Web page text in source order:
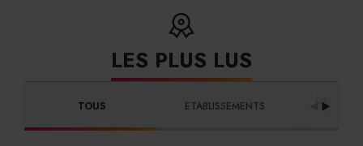
LES PLUS LUS
TOUS ETABLISSEMENTS